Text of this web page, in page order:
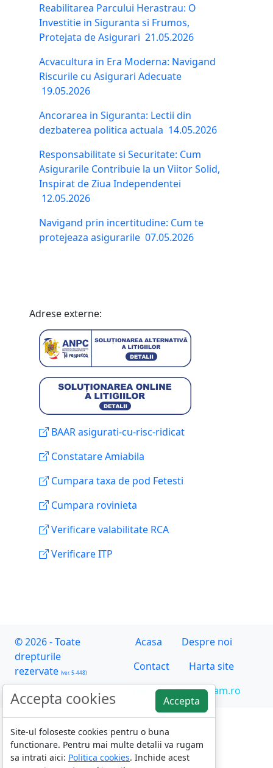
Reabilitarea Parcului Herastrau: O
Investitie in Siguranta si Frumos,
Protejata de Asigurari 21.05.2026
Acvacultura in Era Moderna: Navigand
Riscurile cu Asigurari Adecuate
19.05.2026
Ancorarea in Siguranta: Lectii din
dezbaterea politica actuala 14.05.2026
Responsabilitate si Securitate: Cum
Asigurarile Contribuie la un Viitor Solid,
Inspirat de Ziua Independentei
12.05.2026
Navigand prin incertitudine: Cum te
protejeaza asigurarile 07.05.2026
Adrese externe:
BAAR asigurati-cu-risc-ridicat
Constatare Amiabila
Cumpara taxa de pod Fetesti
Cumpara rovinieta
Verificare valabilitate RCA
Verificare ITP
© 2026 - Toate
drepturile
rezervate (ver. 5-448)
Acasa
Despre noi
Contact
Harta site
Powered by asiguram.ro
Accepta cookies Accepta
Site-ul foloseste cookies pentru o buna
functionare. Pentru mai multe detalii va rugam
sa intrati aici: Politica cookies. Inchide acest